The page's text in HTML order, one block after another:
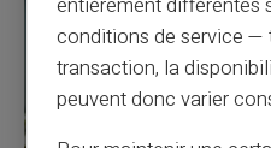
entièrement différentes
conditions de service —
transaction, la
peuvent donc varier